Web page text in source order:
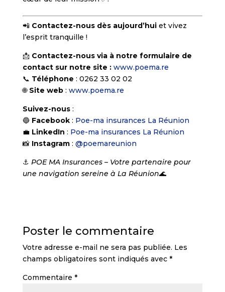
📲 Contactez-nous dès aujourd’huiet vivez
l’esprit tranquille !
📩 Contactez-nous via à notre formulaire de
contact sur notre site : www.poema.re
📞 Téléphone : 0262 33 02 02
🌐 Site web: www.poema.re
Suivez-nous:
🔵 Facebook: Poe-ma insurances La Réunion
💼 LinkedIn : Poe-ma insurances La Réunion
📸 Instagram: @poemareunion
⚓ POE MA Insurances – Votre partenaire pour
une navigation sereine à La Réunion🌊
Poster le commentaire
Votre adresse e-mail ne sera pas publiée. Les
champs obligatoires sont indiqués avec *
Commentaire *